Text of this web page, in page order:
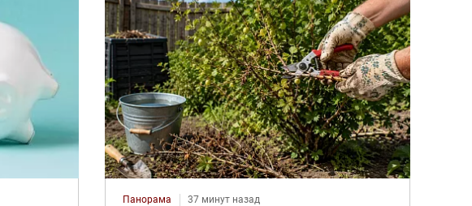
Панорама 37 минут назад